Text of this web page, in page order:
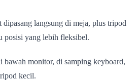
langsung di meja, plus tripod
posisi yang lebih fleksibel.
bawah monitor, di samping keyboard,
kecil.